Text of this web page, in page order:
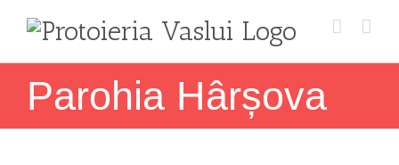
Parohia Hârșova